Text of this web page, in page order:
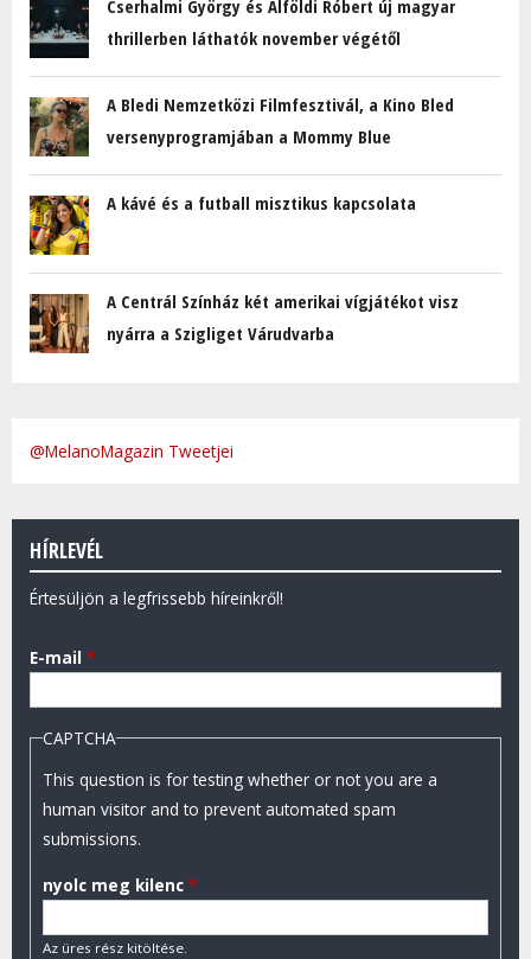
Cserhalmi György és Alföldi Róbert új magyar
thrillerben láthatók november végétől
A Bledi Nemzetközi Filmfesztivál, a Kino Bled
versenyprogramjában a Mommy Blue
A kávé és a futball misztikus kapcsolata
A Centrál Színház két amerikai vígjátékot visz
nyárra a Szigliget Várudvarba
@MelanoMagazin Tweetjei
HÍRLEVÉL
Értesüljön a legfrissebb híreinkről!
E-mail *
CAPTCHA
This question is for testing whether or not you are a
human visitor and to prevent automated spam
submissions.
nyolc meg kilenc *
Az üres rész kitöltése.